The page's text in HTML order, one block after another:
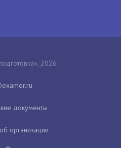
2026
документы
организации